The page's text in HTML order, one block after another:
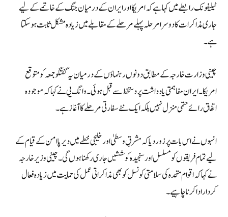
ٹیلیفونک رابطے میں کہا ہے کہ امریکا اور ایران کے درمیان جنگ کے خاتمے کے لیے
جاری مذاکرات کا دوسرا مرحلہ پہلے مرحلے کے مقابلے میں زیادہ مشکل ثابت ہوسکتا
ہے۔
چینی وزارت خارجہ کے مطابق دونوں رہنماؤں کے درمیان یہ گفتگو جمعہ کو متوقع
امریکا۔ایران مفاہمتی یادداشت پر دستخط سے قبل ہوئی۔ وانگ یی نے کہا کہ موجودہ
اتفاق رائے حتمی منزل نہیں بلکہ ایک نئے سفارتی مرحلے کا آغاز ہے۔
انہوں نے اس بات پر زور دیا کہ مشرقِ وسطیٰ اور خلیجی خطے میں دیرپا امن کے قیام کے
لیے تمام فریقوں کو مسلسل اور سنجیدہ کوششیں جاری رکھنا ہوں گی۔ چینی وزیر خارجہ
نے کہا کہ اقوام متحدہ کی سلامتی کونسل کو بھی مذاکراتی عمل کی حمایت میں زیادہ فعال
کردار ادا کرنا چاہیے۔